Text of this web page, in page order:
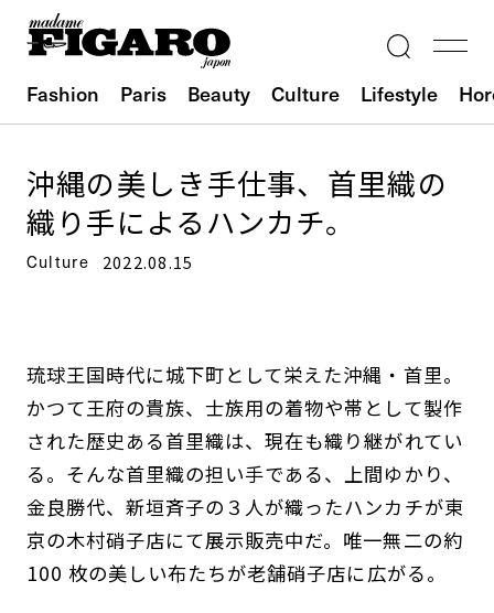
Fashion Paris Beauty Culture Lifestyle
沖縄の美しき手仕事、首里織の
織り手によるハンカチ。
Culture 2022.08.15
琉球王国時代に城下町として栄えた沖縄・首里。
かつて王府の貴族、士族用の着物や帯として製作
された歴史ある首里織は、現在も織り継がれてい
る。そんな首里織の担い手である、上間ゆかり、
金良勝代、新垣斉子の３人が織ったハンカチが東
京の木村硝子店にて展示販売中だ。唯一無二の約
100 枚の美しい布たちが老舗硝子店に広がる。